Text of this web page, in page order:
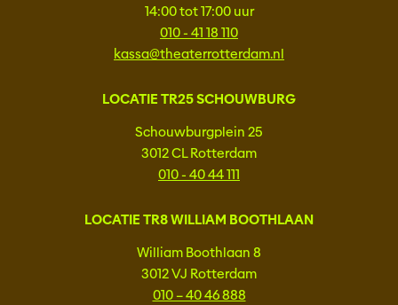
14:00 tot 17:00 uur
010 - 41 18 110
kassa@theaterrotterdam.nl
LOCATIE TR25 SCHOUWBURG
Schouwburgplein 25
3012 CL Rotterdam
010 - 40 44 111
LOCATIE TR8 WILLIAM BOOTHLAAN
William Boothlaan 8
3012 VJ Rotterdam
010 – 40 46 888